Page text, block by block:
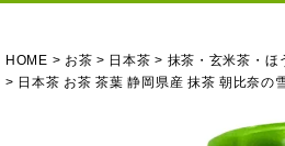
HOME お茶 日本茶 抹茶・玄米茶・ほ
日本茶 お茶 茶葉 静岡県産 抹茶 朝比奈の